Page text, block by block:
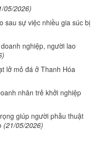
05/2026)
sau sự việc nhiều gia súc bị
nghiệp, người lao
lở mỏ đá ở Thanh Hóa
nhân trẻ khởi nghiệp
giúp người phẫu thuật
(21/05/2026)